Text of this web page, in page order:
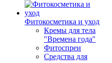
Фитокосметика и уход
Кремы для тела
"Времена года"
Фитоспреи
Средства для